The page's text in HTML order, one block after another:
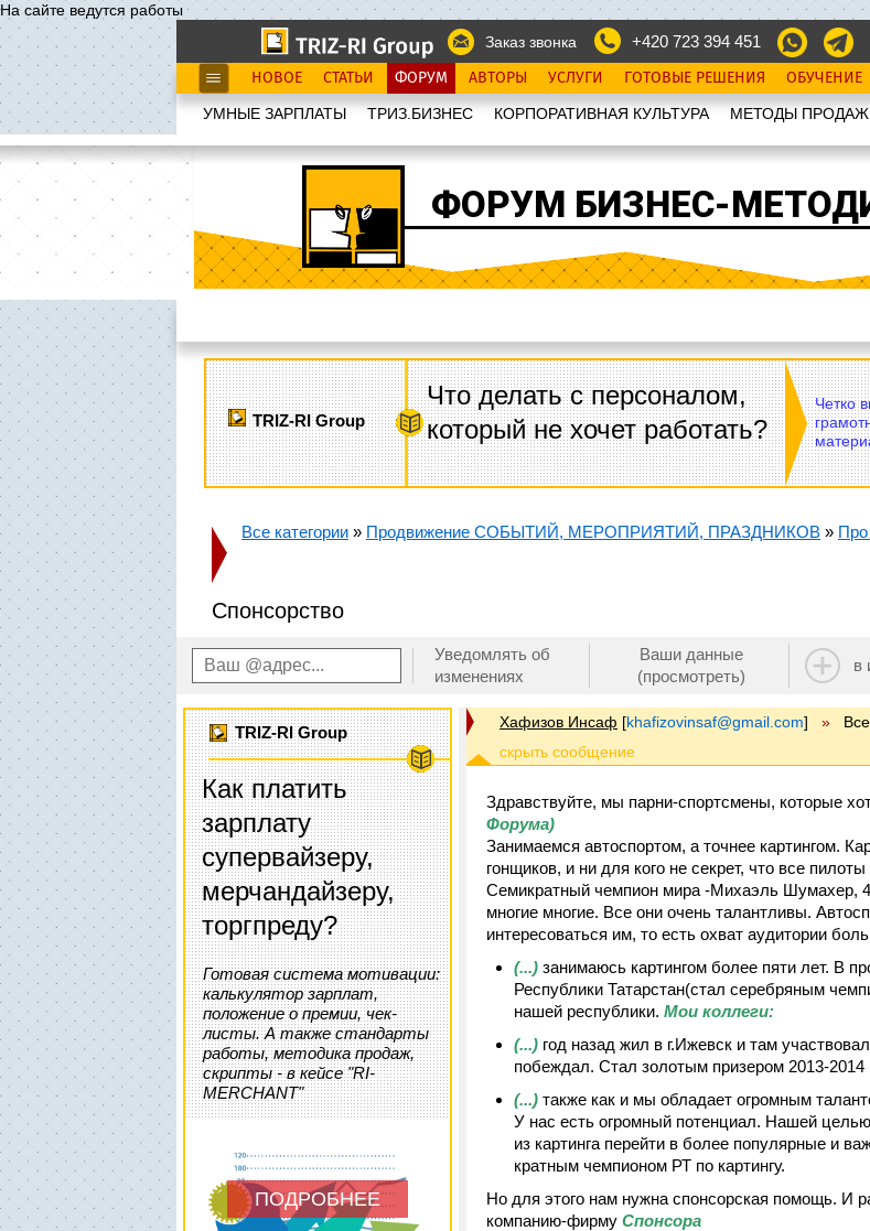
На сайте ведутся работы
Заказ звонка
+420 723 394 451
НОВОЕ СТАТЬИ ФОРУМ АВТОРЫ УСЛУГИ ГОТОВЫЕ РЕШЕНИЯ ОБУЧЕНИЕ
УМНЫЕ ЗАРПЛАТЫ ТРИЗ.БИЗНЕС КОРПОРАТИВНАЯ КУЛЬТУРА МЕТОДЫ ПРОДАЖ
ФОРУМ БИЗНЕС-
TRIZ-RI Group
Что делать с персоналом,
который не хочет работать?
Четко
Все категории » Продвижение СОБЫТИЙ, МЕРОПРИЯТИЙ, ПРАЗДНИКОВ » Про
Спонсорство
Уведомлять об
изменениях
Ваши данные
(просмотреть)
в
TRIZ-RI Group
Как платить
зарплату
супервайзеру,
мерчандайзеру,
торгпреду?
Готовая система мотивации:
калькулятор зарплат,
положение о премии, чек-
листы. А также стандарты
работы, методика продаж,
скрипты - в кейсе "RI-
MERCHANT"
ПОДРОБНЕЕ
Хафизов Инсаф [khafizovinsaf@gmail.com] »
Здравствуйте, мы парни-спортсмены, которые
Форума)
Занимаемся автоспортом, а точнее картингом.
гонщиков, и ни для кого не секрет, что все
Семикратный чемпион мира -Михаэль Шумахер,
многие многие. Все они очень талантливы.
интересоваться им, то есть охват аудитории
(...) занимаюсь картингом более пяти лет. В
Республики Татарстан(стал серебряным
нашей республики. Мои коллеги:
(...) год назад жил в г.Ижевск и там
побеждал. Стал золотым призером 2013-2014
(...) также как и мы обладает огромным
У нас есть огромный потенциал. Нашей
из картинга перейти в более популярные и
кратным чемпионом РТ по картингу.
Но для этого нам нужна спонсорская помощь. И
компанию-фирму Спонсора